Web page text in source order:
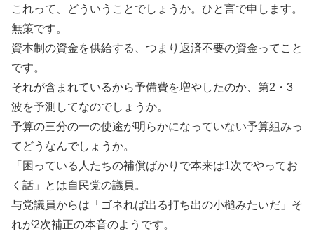
これって、どういうことでしょうか。ひと言で申します。
無策です。
資本制の資金を供給する、つまり返済不要の資金ってこと
です。
それが含まれているから予備費を増やしたのか、第2・3
波を予測してなのでしょうか。
予算の三分の一の使途が明らかになっていない予算組みっ
てどうなんでしょうか。
「困っている人たちの補償ばかりで本来は1次でやってお
く話」とは自民党の議員。
与党議員からは「ゴネれば出る打ち出の小槌みたいだ」そ
れが2次補正の本音のようです。